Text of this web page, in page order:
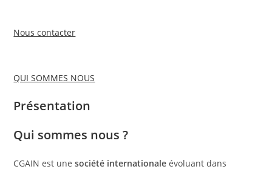
Nous contacter
QUI SOMMES NOUS
Présentation
Qui sommes nous ?
CGAIN est unesociété internationale évoluant dans